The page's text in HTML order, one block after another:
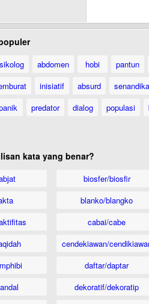
abdomen hobi pantun
inisiatif absurd senandika
predator dialog populasi
kata yang benar?
biosfer/biosfir
blanko/blangko
cabai/cabe
cendekiawan/
daftar/daptar
dekoratif/dekoratip